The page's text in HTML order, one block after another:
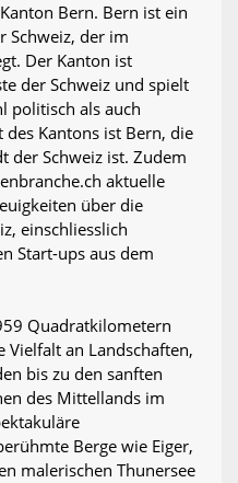
Bern. Bern ist ein
Schweiz, der im
Der Kanton ist
der Schweiz und spielt
politisch als auch
Kantons ist Bern, die
der Schweiz ist. Zudem
aktuelle
über die
einschliesslich
Start-ups aus dem
Quadratkilometern
Vielfalt an Landschaften,
bis zu den sanften
des Mittellands im
Berge wie Eiger,
malerischen Thunersee